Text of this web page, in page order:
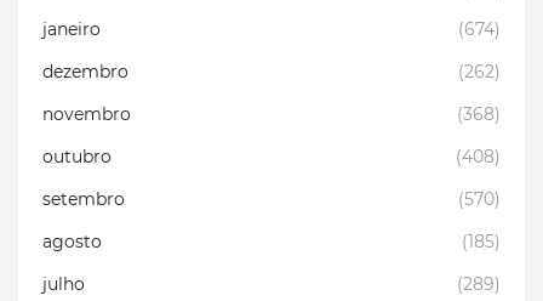
janeiro
(674)
dezembro
(262)
novembro
(368)
outubro
(408)
setembro
(570)
agosto
(185)
julho
(289)